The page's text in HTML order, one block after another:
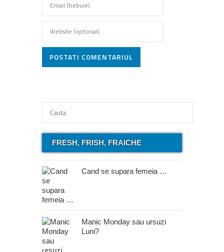
POSTATI COMENTARIUL
FRESH, FRISH, FRAICHE
Cand se supara femeia …
Manic Monday sau ursuzi
Luni?